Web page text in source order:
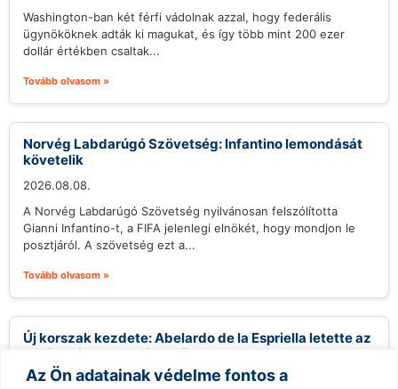
Az Ön adatainak védelme fontos a
Washington-ban két férfi vádolnak azzal, hogy federális
ügynököknek adták ki magukat, és így több mint 200 ezer
dollár értékben csaltak...
Tovább olvasom »
Norvég Labdarúgó Szövetség: Infantino lemondását
követelik
2026.08.08.
A Norvég Labdarúgó Szövetség nyilvánosan felszólította
Gianni Infantino-t, a FIFA jelenlegi elnökét, hogy mondjon le
posztjáról. A szövetség ezt a...
Tovább olvasom »
Új korszak kezdete: Abelardo de la Espriella letette az
esküt, mint Kolumbia elnöke
2026.08.08.